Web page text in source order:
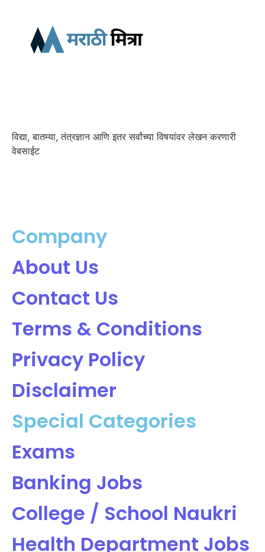
विद्या, बातम्या, तंत्रज्ञान आणि इतर सर्वांच्या विषयांवर लेखन करणारी
वेबसाईट
Company
About Us
Contact Us
Terms & Conditions
Privacy Policy
Disclaimer
Special Categories
Exams
Banking Jobs
College / School Naukri
Health Department Jobs